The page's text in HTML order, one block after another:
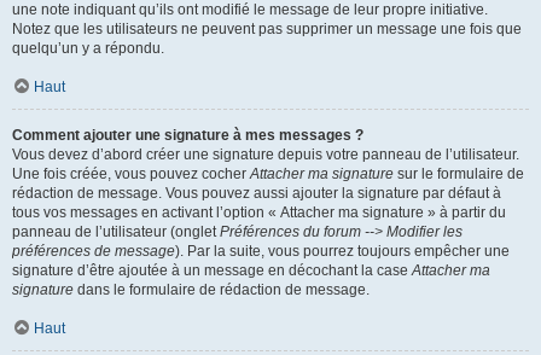
une note indiquant qu’ils ont modifié le message de leur propre initiative.
Notez que les utilisateurs ne peuvent pas supprimer un message une fois que
quelqu’un y a répondu.
Haut
Comment ajouter une signature à mes messages ?
Vous devez d’abord créer une signature depuis votre panneau de l’utilisateur.
Une fois créée, vous pouvez cocherAttacher ma signature sur le formulaire de
rédaction de message. Vous pouvez aussi ajouter la signature par défaut à
tous vos messages en activant l’option « Attacher ma signature » à partir du
panneau de l’utilisateur (ongletPréférences du forum --> Modifier les
préférences de message). Par la suite, vous pourrez toujours empêcher une
signature d’être ajoutée à un message en décochant la caseAttacher ma
signature dans le formulaire de rédaction de message.
Haut